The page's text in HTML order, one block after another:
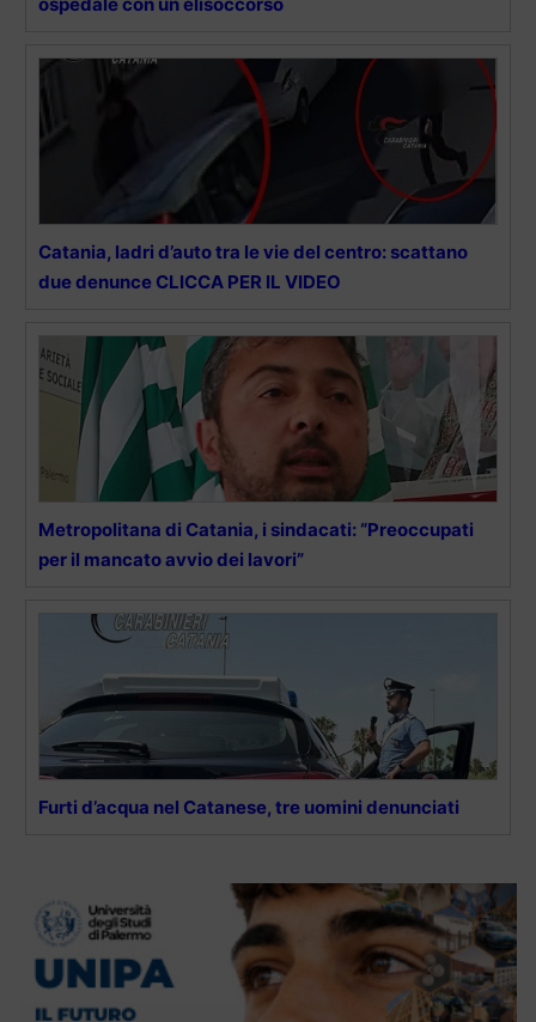
Catania, ladri d’auto tra le vie del centro: scattano
due denunce CLICCA PER IL VIDEO
Metropolitana di Catania, i sindacati: “Preoccupati
per il mancato avvio dei lavori”
Furti d’acqua nel Catanese, tre uomini denunciati